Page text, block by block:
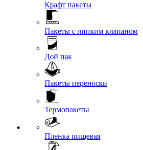
Крафт пакеты
Пакеты с липким клапаном
Дой пак
Пакеты переноски
Термопакеты
Пленка пищевая